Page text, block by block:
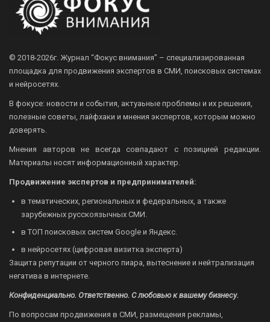
© 2018-2026г. Журнал “Фокус внимания” – специализированная
площадка для продвижения экспертов в СМИ, поисковых системах
и нейросетях.
В фокусе: новости и события, актуаьные проблемы и их решения,
полезные советы, лайфхаки и мнения экспертов, которым можно
доверять.
Мнения авторов не всегда совпадают с позицией редакции.
Материалы носят информационный характер.
Продвижение экспертов и предпринимателей:
в тематических, региональных и федеральных, а также
зарубежных русскоязычных СМИ.
в ТОП поисковых систем Google и Яндекс.
в нейросетях (цифровая визитка эксперта)
Защита репутации от черного пиара, вытеснение и нейтрализация
негатива в интернете.
Конфиденциально. Ответственно. С любовью к вашему бизнесу.
По вопросам продвижения в СМИ, размещения рекламы,